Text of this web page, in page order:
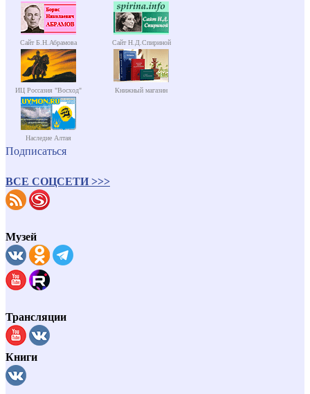
Сайт Б.Н.Абрамова Сайт Н.Д.Спириной
ИЦ Россазия "Восход" Книжный магазин
Наследие Алтая
Подписаться
ВСЕ СОЦСЕТИ >>>
Музей
Трансляции
Книги